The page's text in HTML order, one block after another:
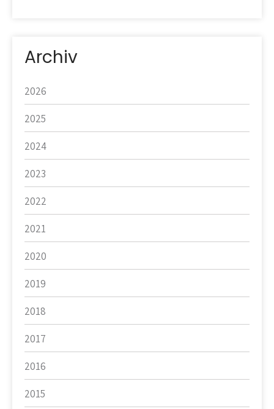
Archiv
2026
2025
2024
2023
2022
2021
2020
2019
2018
2017
2016
2015